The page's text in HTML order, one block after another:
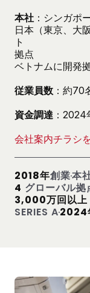
本社 ：シンガポ
日本（東京、大
ト
拠点
ベトナムに開発
従業員数 ：約70
資金調達 ：
会社案内チラシ
2018年創業本
4 グローバル拠
3,000万回以上
SERIES A2024